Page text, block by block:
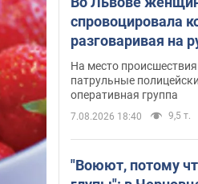
спровоцировала
разговаривая на
маршрутке:
Видео
На место
патрульные
оперативная группа
7.08.2026 18:40 9,5 т.
"Воюют, потому